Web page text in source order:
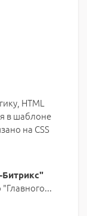
HTML
в шаблоне
на CSS